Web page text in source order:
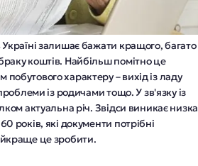
залишає бажати кращого, багато
коштів. Найбільш помітно це
характеру – вихід із ладу
із родичами тощо. У зв'язку із
актуальна річ. Звідси виникає низка
років, які документи потрібні
це зробити.